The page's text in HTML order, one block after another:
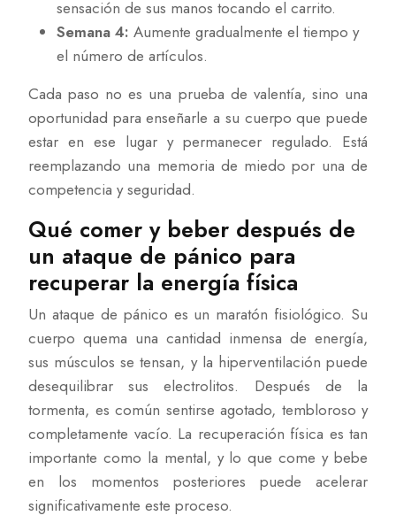
sensación de sus manos tocando el carrito.
Semana 4: Aumente gradualmente el tiempo y
el número de artículos.
Cada paso no es una prueba de valentía, sino una
oportunidad para enseñarle a su cuerpo que puede
estar en ese lugar y permanecer regulado. Está
reemplazando una memoria de miedo por una de
competencia y seguridad.
Qué comer y beber después de
un ataque de pánico para
recuperar la energía física
Un ataque de pánico es un maratón fisiológico. Su
cuerpo quema una cantidad inmensa de energía,
sus músculos se tensan, y la hiperventilación puede
desequilibrar sus electrolitos. Después de la
tormenta, es común sentirse agotado, tembloroso y
completamente vacío. La recuperación física es tan
importante como la mental, y lo que come y bebe
en los momentos posteriores puede acelerar
significativamente este proceso.